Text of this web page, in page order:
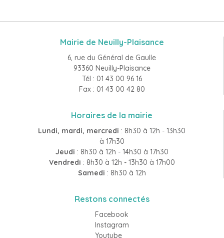
Mairie de Neuilly-Plaisance
6, rue du Général de Gaulle
93360 Neuilly-Plaisance
Tél : 01 43 00 96 16
Fax : 01 43 00 42 80
Horaires de la mairie
Lundi, mardi, mercredi : 8h30 à 12h - 13h30
à 17h30
Jeudi : 8h30 à 12h - 14h30 à 17h30
Vendredi : 8h30 à 12h - 13h30 à 17h00
Samedi : 8h30 à 12h
Restons connectés
Facebook
Instagram
Youtube